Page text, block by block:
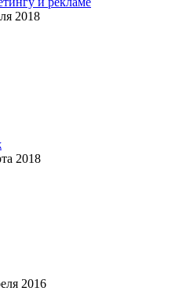
2018
2018
2016